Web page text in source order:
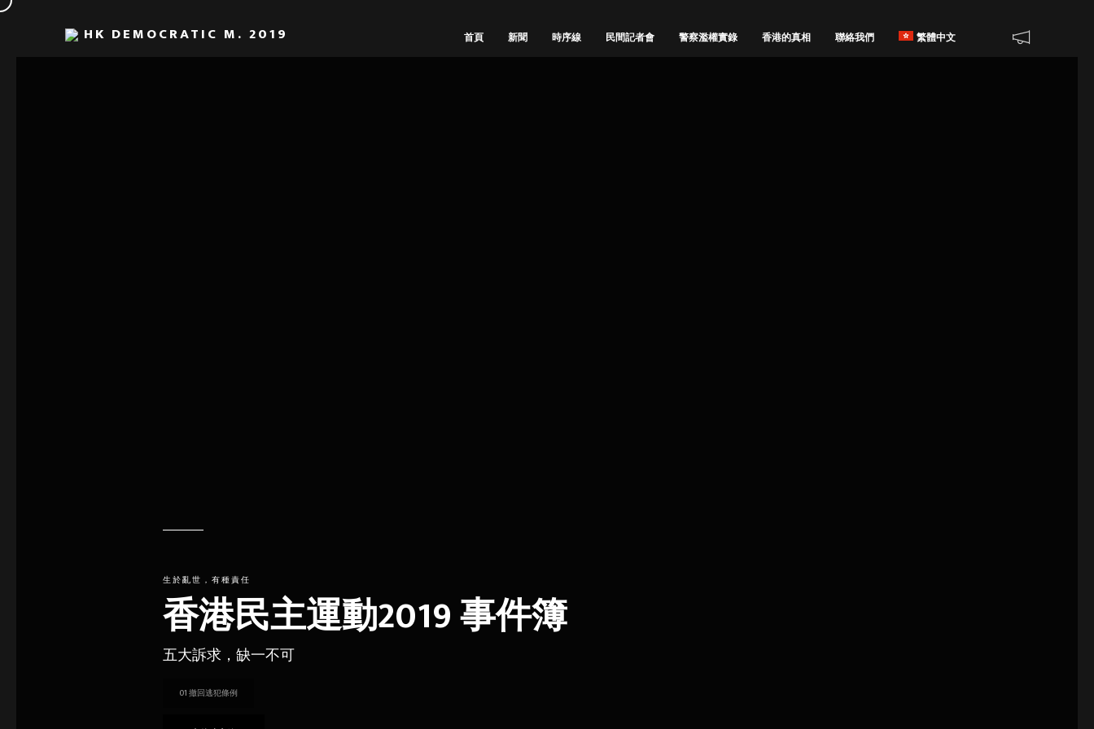
HK DEMOCRATIC M. 2019 首頁 新聞 時序線 民間記者會 警察濫權實錄 香港的真相 聯絡我們 繁體中文
01撤回逃犯條例
生於亂世，有種責任
香港民主運動2019 事件簿
五大訴求，缺一不可